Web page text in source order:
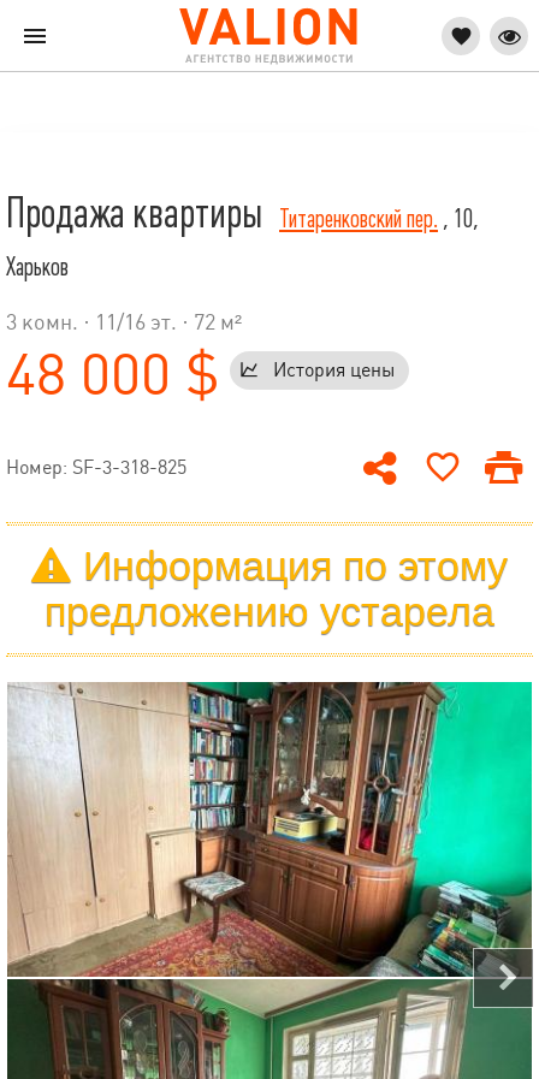
Продажа квартиры Титаренковский пер. , 10,
Харьков
3 комн. · 11 /16 эт. · 72 м²
48 000 $ История цены
Номер: SF-3-318-825
Информация по этому
предложению устарела